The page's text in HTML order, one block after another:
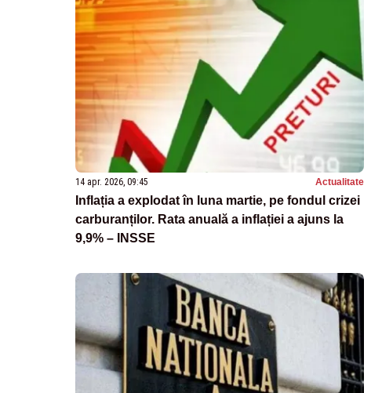
14 apr. 2026, 09:45 Actualitate
Inflația a explodat în luna martie, pe fondul crizei
carburanților. Rata anuală a inflației a ajuns la
9,9% – INSSE